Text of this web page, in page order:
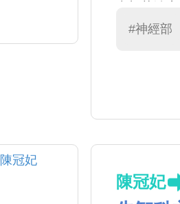
激與電刺
#神經部
陳冠妃